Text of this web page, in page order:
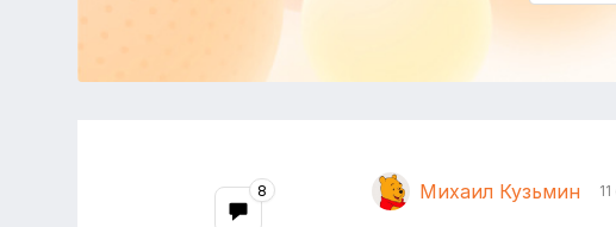
Михаил Кузьмин
8